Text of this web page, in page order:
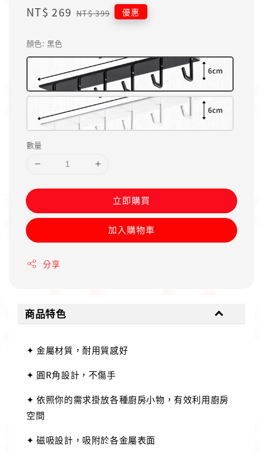
Sale
NT$ 269 Regular
NT$ 399 優惠
顏色: 黑色
數量
立即購買
加入購物車
分享
商品特色
✦ 金屬材質，耐用質感好
✦ 圓R角設計，不傷手
✦ 依照你的需求掛放各種廚房小物，有效利用廚房
空間
✦ 磁吸設計，吸附於各金屬表面